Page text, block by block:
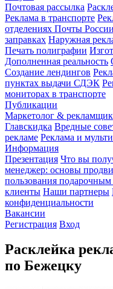
Почтовая рассылка
Реклама в транспорте
отделениях Почты России
заправках Наружная
Печать полиграфии
Дополненная реальность
Создание лендингов
пунктах выдачи СДЭК
мониторах в транспорте
Публикации
Маркетолог & рекламщик
Главскидка Вредные
рекламе Реклама и
Информация
Презентация Что вы
менеджер: основы
пользования
клиенты Наши партнеры
конфиденциальности
Вакансии
Регистрация Вход
Расклейка
по Бежецку